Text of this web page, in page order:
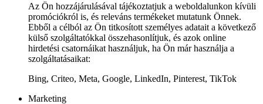
Az Ön hozzájárulásával tájékoztatjuk a weboldalunkon kívüli
promóciókról is, és releváns termékeket mutatunk Önnek.
Ebből a célból az Ön titkosított személyes adatait a következő
külső szolgáltatókkal összehasonlítjuk, és azok online
hirdetési csatornáikat használjuk, ha Ön már használja a
szolgáltatásaikat:
Bing, Criteo, Meta, Google, LinkedIn, Pinterest, TikTok
Marketing